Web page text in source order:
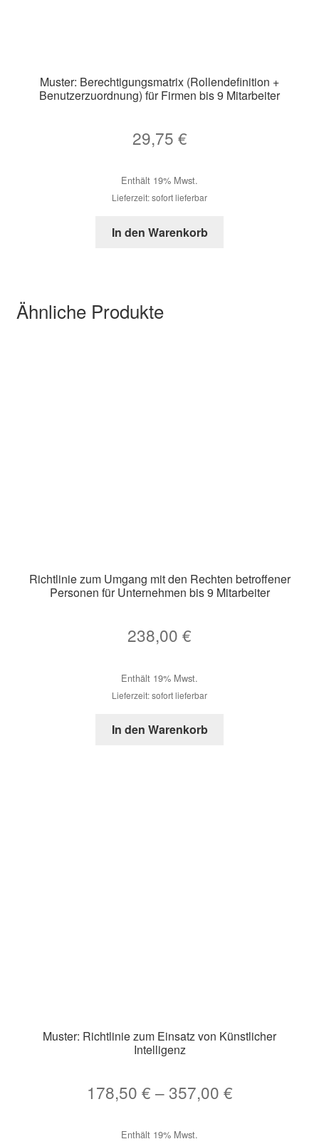
Muster: Berechtigungsmatrix (Rollendefinition +
Benutzerzuordnung) für Firmen bis 9 Mitarbeiter
29,75 €
Enthält 19% Mwst.
Lieferzeit: sofort lieferbar
In den Warenkorb
Ähnliche Produkte
Richtlinie zum Umgang mit den Rechten betroffener
Personen für Unternehmen bis 9 Mitarbeiter
238,00 €
Enthält 19% Mwst.
Lieferzeit: sofort lieferbar
In den Warenkorb
Muster: Richtlinie zum Einsatz von Künstlicher
Intelligenz
178,50 € – 357,00 €
Enthält 19% Mwst.